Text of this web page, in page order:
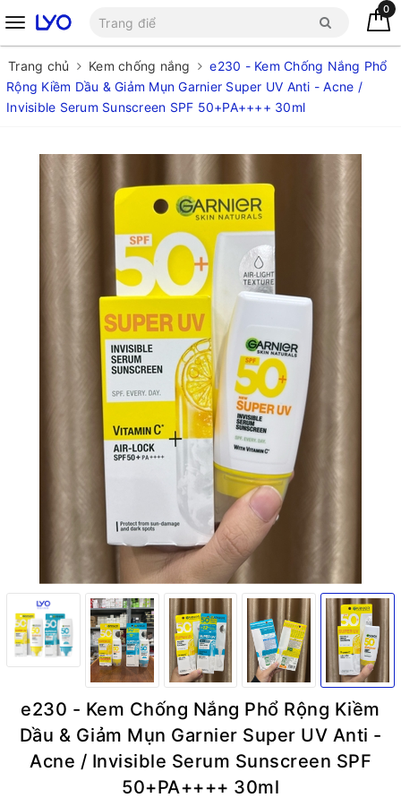
0
Trang chủ Kem chống nắng
e230 - Kem Chống Nắng Phổ
Rộng Kiềm Dầu & Giảm Mụn Garnier Super UV Anti - Acne /
Invisible Serum Sunscreen SPF 50+PA++++ 30ml
e230 - Kem Chống Nắng Phổ Rộng Kiềm
Dầu & Giảm Mụn Garnier Super UV Anti -
Acne / Invisible Serum Sunscreen SPF
50+PA++++ 30ml